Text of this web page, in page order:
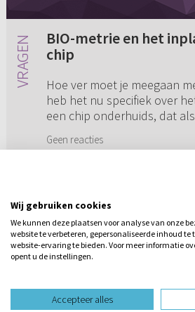
BIO-metrie en het
chip
Hoe ver moet je meegaan
heb het nu specifiek over
een chip onderhuids, dat
identificatiemiddel. Ik stel
Geen reacties
design
Wij gebruiken cookies
We kunnen deze plaatsen voor analyse van onze
website te verbeteren, gepersonaliseerde inhoud te
website-ervaring te bieden. Voor meer informatie
opent u de instellingen.
Accepteer alles